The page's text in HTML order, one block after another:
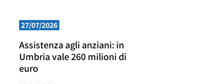
27/07/2026
Assistenza agli anziani: in
Umbria vale 260 milioni di
euro